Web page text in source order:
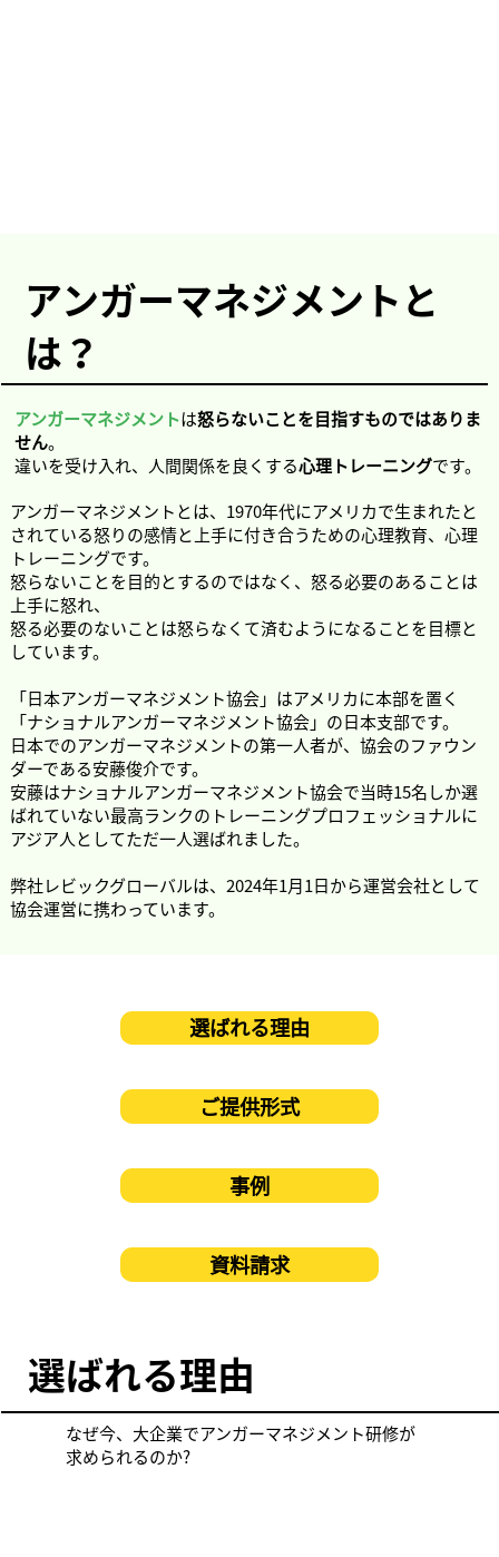
​アンガーマネジメントと
は？
アンガーマネジメントは怒らないことを目指すものではありま
せん。
違いを受け入れ、人間関係を良くする心理トレーニングです。
アンガーマネジメントとは、1970年代にアメリカで生まれたと
されている怒りの感情と上手に付き合うための心理教育、心理
トレーニングです。
怒らないことを目的とするのではなく、怒る必要のあることは
上手に怒れ、
怒る必要のないことは怒らなくて済むようになることを目標と
しています。
「日本アンガーマネジメント協会」はアメリカに本部を置く
「ナショナルアンガーマネジメント協会」の日本支部です。
日本でのアンガーマネジメントの第一人者が、協会のファウン
ダーである安藤俊介です。
安藤はナショナルアンガーマネジメント協会で当時15名しか選
ばれていない最高ランクのトレーニングプロフェッショナルに
アジア人としてただ一人選ばれました。
弊社レビックグローバルは、2024年1月1日から運営会社として
協会運営に携わっています。
選ばれる理由
ご提供形式
事例
資料請求
選ばれる理由
なぜ今、大企業でアンガーマネジメント研修が
求められるのか?